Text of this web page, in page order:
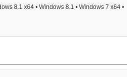
8.1 x64 • Windows 8.1 • Windows 7 x64 •